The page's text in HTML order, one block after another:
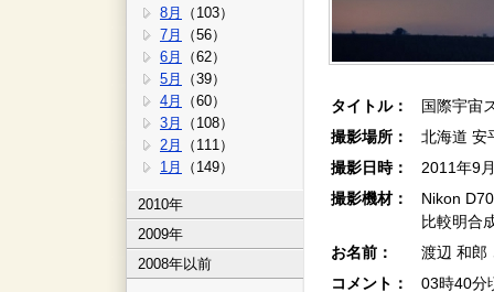
8月
（103）
7月
（56）
6月
（62）
5月
（39）
4月
（60）
3月
（108）
2月
（111）
1月
（149）
2010年
2009年
2008年以前
タイトル：
国際宇宙
撮影場所：
北海道 安
撮影日時：
2011年9
撮影機材：
Nikon
比較明合
お名前：
渡辺 和郎
コメント：
03時40分